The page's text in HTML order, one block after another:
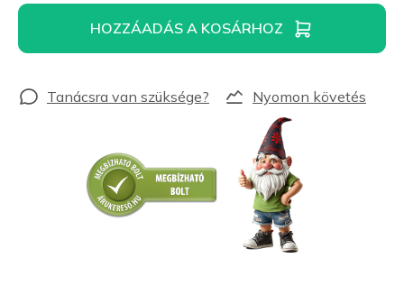
HOZZÁADÁS A KOSÁRHOZ
Nyomon követés